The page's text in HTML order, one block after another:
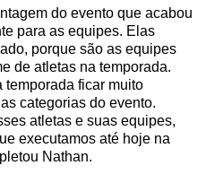
do evento que acabou
para as equipes. Elas
porque são as equipes
de atletas na temporada.
temporada ficar muito
categorias do evento.
atletas e suas equipes,
executamos até hoje na
Nathan.